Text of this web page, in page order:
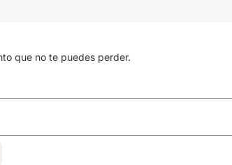
que no te puedes perder.